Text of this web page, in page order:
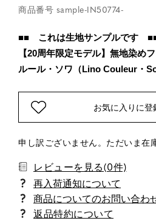
商品番号 sample-IN50774-
■■ これは生地サンプルです
【20周年限定モデル】無地染め
ルール・ソワ（Lino Couleur・
お気に入りに登
申し訳ございません。ただいま在
レビューを見る(0件)
商品についてのお問い合わ
返品特約について